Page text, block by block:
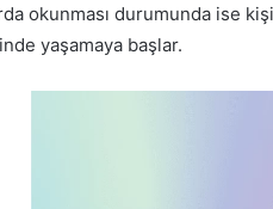
okunması durumunda ise
yaşamaya başlar.